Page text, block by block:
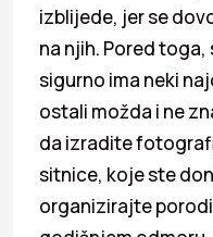
izblijede, jer se
na njih. Pored
sigurno ima neki
ostali možda i ne
da izradite
sitnice, koje ste
organizirajte